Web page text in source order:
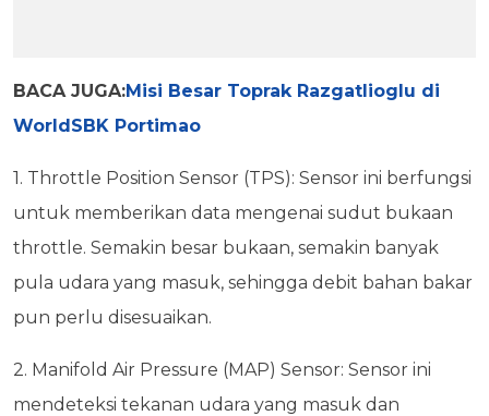
BACA JUGA:Misi Besar Toprak Razgatlioglu di
WorldSBK Portimao
1. Throttle Position Sensor (TPS): Sensor ini berfungsi
untuk memberikan data mengenai sudut bukaan
throttle. Semakin besar bukaan, semakin banyak
pula udara yang masuk, sehingga debit bahan bakar
pun perlu disesuaikan.
2. Manifold Air Pressure (MAP) Sensor: Sensor ini
mendeteksi tekanan udara yang masuk dan